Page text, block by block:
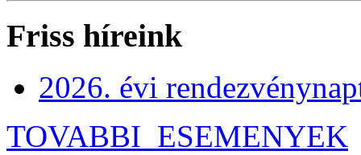
Friss híreink
2026. évi
TOVABBI_ESEMENYEK